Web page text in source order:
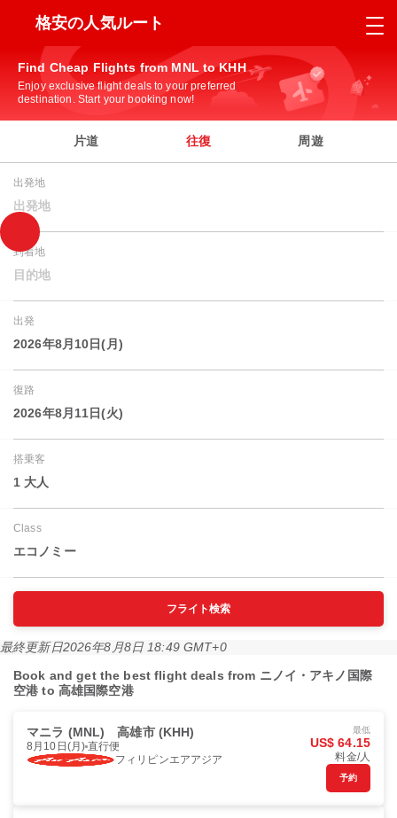
格安の人気ルート
Find Cheap Flights from MNL to KHH
Enjoy exclusive flight deals to your preferred
destination. Start your booking now!
片道 往復 周遊
出発地
出発地
到着地
目的地
出発
2026年8月10日(月)
復路
2026年8月11日(火)
搭乗客
1 大人
Class
エコノミー
フライト検索
最終更新日2026年8月8日 18:49 GMT+0
Book and get the best flight deals from ニノイ・アキノ国際
空港 to 高雄国際空港
マニラ (MNL) 高雄市 (KHH)
8月10日(月) 直行便
フィリピンエアアジア
最低
US$ 64.15
料金/人
予約